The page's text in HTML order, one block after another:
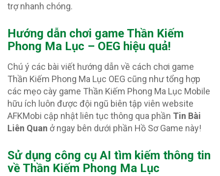
trợ nhanh chóng.
Hướng dẫn chơi game Thần Kiếm
Phong Ma Lục – OEG hiệu quả!
Chú ý các bài viết hướng dẫn về cách chơi game
Thần Kiếm Phong Ma Lục OEG cũng như tổng hợp
các mẹo cày game Thần Kiếm Phong Ma Lục Mobile
hữu ích luôn được đội ngũ biên tập viên website
AFKMobi cập nhật liên tục thông qua phần Tin Bài
Liên Quan ở ngay bên dưới phần Hồ Sơ Game này!
Sử dụng công cụ AI tìm kiếm thông tin
về Thần Kiếm Phong Ma Lục